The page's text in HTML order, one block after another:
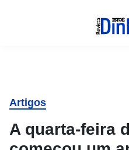
Artigos
A quarta-feira